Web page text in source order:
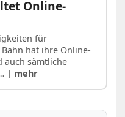
Online-
für
hat ihre Online-
auch sämtliche
| mehr